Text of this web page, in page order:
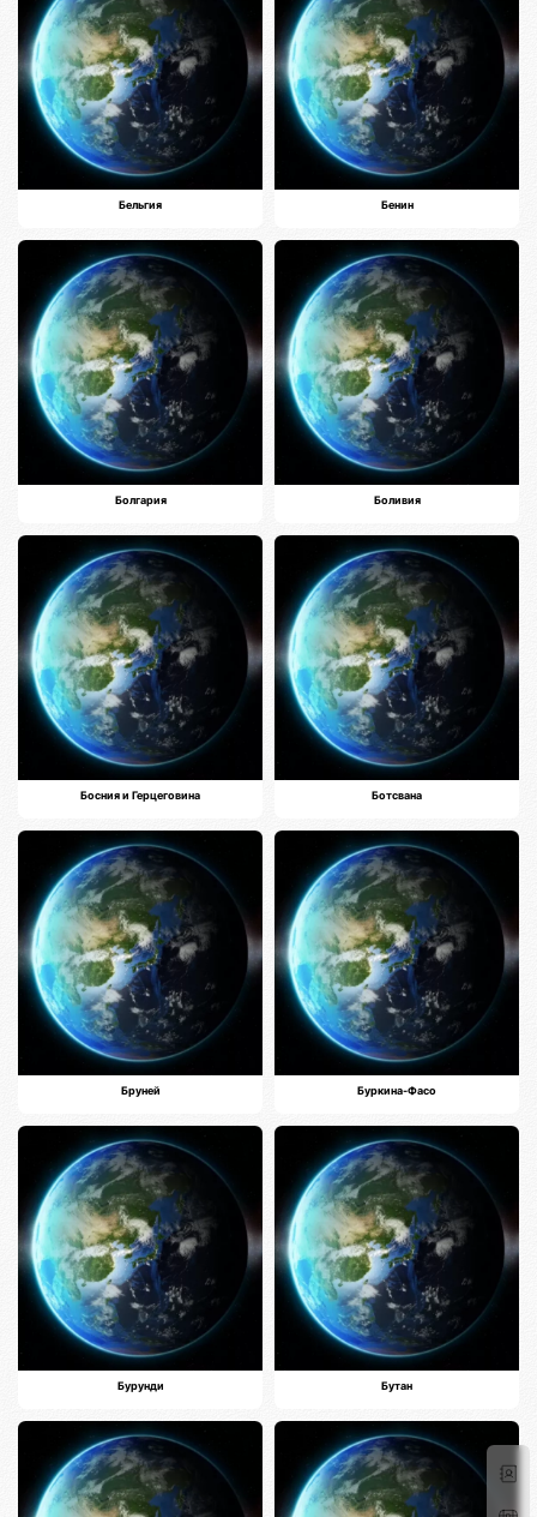
Бельгия Бенин
Болгария Боливия
Босния и Герцеговина Ботсвана
Бруней Буркина-Фасо
Бурунди Бутан